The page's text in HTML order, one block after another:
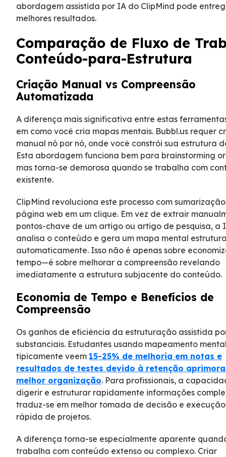
abordagem assistida por IA do ClipMind pode
melhores resultados.
Comparação de Fluxo de
Conteúdo-para-Estrutura
Criação Manual vs Compreensão
Automatizada
A diferença mais significativa entre estas
em como você cria mapas mentais. Bubbl.us requer
manual nó por nó, onde você constrói sua estrutura
Esta abordagem funciona bem para brainstorming
mas torna-se demorosa quando se trabalha com
existente.
ClipMind revoluciona este processo com
página web em um clique. Em vez de extrair
pontos-chave de um artigo ou artigo de pesquisa, a
analisa o conteúdo e gera um mapa mental
automaticamente. Isso não é apenas sobre
tempo—é sobre melhorar a compreensão revelando
imediatamente a estrutura subjacente do conteúdo.
Economia de Tempo e Benefícios de
Compreensão
Os ganhos de eficiência da estruturação assistida
substanciais. Estudantes usando mapeamento
tipicamente veem 15-25% de melhoria em notas e
resultados de testes devido à retenção
melhor organização. Para profissionais, a
digerir e estruturar rapidamente informações
traduz-se em melhor tomada de decisão e
rápida de projetos.
A diferença torna-se especialmente aparente
trabalha com conteúdo extenso ou complexo. Criar